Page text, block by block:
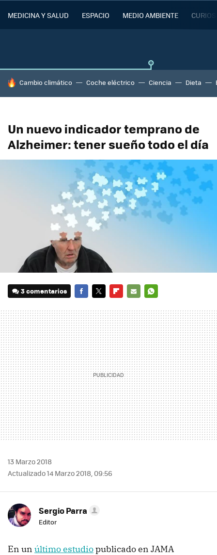
MEDICINA Y SALUD ESPACIO MEDIO AMBIENTE
HOY SE HABLA DE
Cambio climático Coche eléctrico Ciencia Dieta
Un nuevo indicador temprano de
Alzheimer: tener sueño todo el día
3 comentarios
MAIL
13 Marzo 2018
Actualizado 14 Marzo 2018, 09:56
Sergio Parra
Editor
En un último estudiopublicado en JAMA